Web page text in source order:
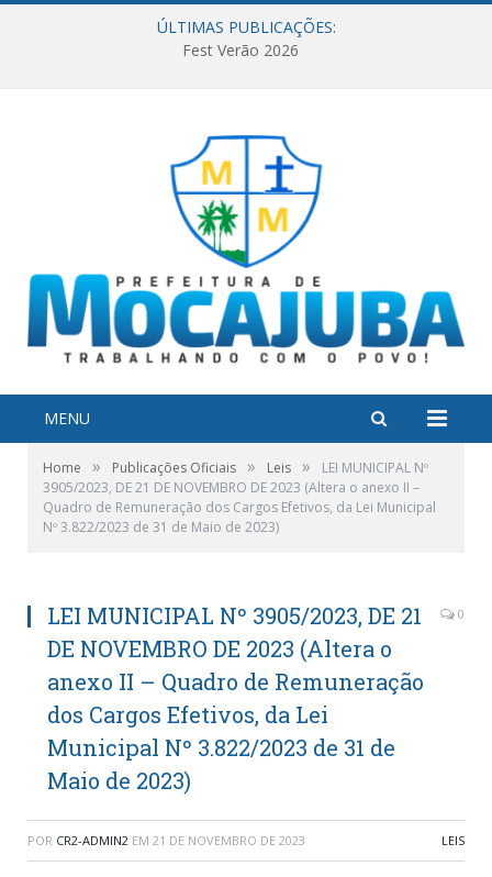
ÚLTIMAS PUBLICAÇÕES:
Fest Verão 2026
MENU
Home » Publicações Oficiais » Leis »
LEI MUNICIPAL Nº
3905/2023, DE 21 DE NOVEMBRO DE 2023 (Altera o anexo II –
Quadro de Remuneração dos Cargos Efetivos, da Lei Municipal
Nº 3.822/2023 de 31 de Maio de 2023)
LEI MUNICIPAL Nº 3905/2023, DE 21
DE NOVEMBRO DE 2023 (Altera o
anexo II – Quadro de Remuneração
dos Cargos Efetivos, da Lei
Municipal Nº 3.822/2023 de 31 de
Maio de 2023)
0
POR CR2-ADMIN2 EM 21 DE NOVEMBRO DE 2023 LEIS